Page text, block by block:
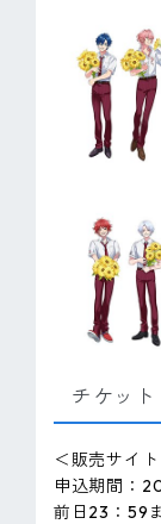
チケッ
＜販売サイ
申込期間：
前日23：59